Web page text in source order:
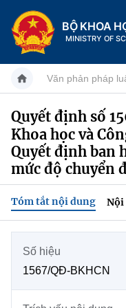
BỘ KHOA
MINISTRY OF
Danh mục
Trang chủ
Giới thiệu
Dịch vụ công
Hệ thống văn bản
Văn phản pháp
Quyết định số
Khoa học và
Quyết định ban
mức độ chuyển
Tóm tắt nội dung Nội
Số hiệu
1567/QĐ-BKHCN